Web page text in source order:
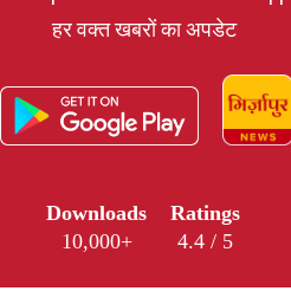
हर वक्त खबरों का अपडेट
Downloads
10,000+
Ratings
4.4 / 5